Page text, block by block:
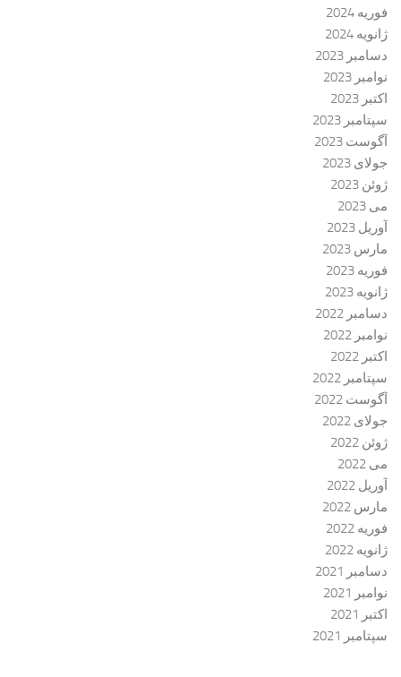
فوریه 2024
ژانویه 2024
دسامبر 2023
نوامبر 2023
اکتبر 2023
سپتامبر 2023
آگوست 2023
جولای 2023
ژوئن 2023
می 2023
آوریل 2023
مارس 2023
فوریه 2023
ژانویه 2023
دسامبر 2022
نوامبر 2022
اکتبر 2022
سپتامبر 2022
آگوست 2022
جولای 2022
ژوئن 2022
می 2022
آوریل 2022
مارس 2022
فوریه 2022
ژانویه 2022
دسامبر 2021
نوامبر 2021
اکتبر 2021
سپتامبر 2021